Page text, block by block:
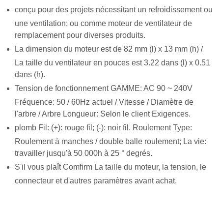
conçu pour des projets nécessitant un refroidissement ou
une ventilation; ou comme moteur de ventilateur de
remplacement pour diverses produits.
La dimension du moteur est de 82 mm (l) x 13 mm (h) /
La taille du ventilateur en pouces est 3.22 dans (l) x 0.51
dans (h).
Tension de fonctionnement GAMME: AC 90 ~ 240V
Fréquence: 50 / 60Hz actuel / Vitesse / Diamètre de
l'arbre / Arbre Longueur: Selon le client Exigences.
plomb Fil: (+): rouge fil; (-): noir fil. Roulement Type:
Roulement à manches / double balle roulement; La vie:
travailler jusqu'à 50 000h à 25 ° degrés.
S'il vous plaît Comfirm La taille du moteur, la tension, le
connecteur et d'autres paramètres avant achat.